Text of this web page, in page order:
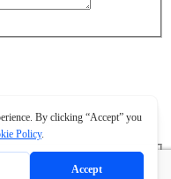
данных